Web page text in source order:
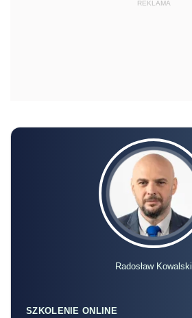
REKLAMA
Radosław Kowalski
SZKOLENIE ONLINE